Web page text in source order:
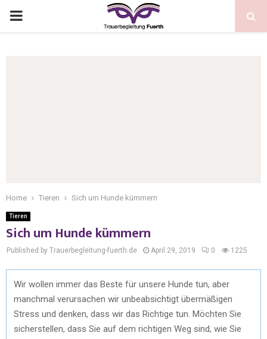
Home Tieren Sich um Hunde kümmern
Tieren
Sich um Hunde kümmern
Published by Trauerbegleitung-fuerth.de April 29, 2019 0 1225
Wir wollen immer das Beste für unsere Hunde tun, aber
manchmal verursachen wir unbeabsichtigt übermäßigen
Stress und denken, dass wir das Richtige tun. Möchten Sie
sicherstellen, dass Sie auf dem richtigen Weg sind, wie Sie